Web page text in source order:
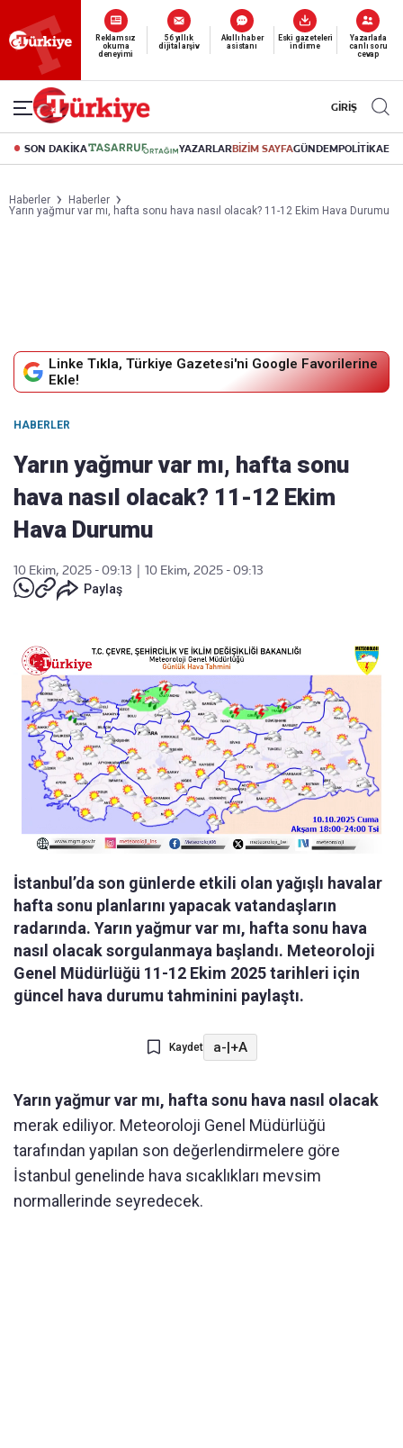
Reklamsız
okuma
deneyimi
56 yıllık
dijital arşiv
Akıllı haber
asistanı
Eski gazeteleri
indirme
Yazarlarla
canlı soru
cevap
GİRİŞ
SON DAKİKA YAZARLARBİZİM SAYFAGÜNDEMPOLİTİKA
Haberler
Haberler
Yarın yağmur var mı, hafta sonu hava nasıl olacak? 11-12 Ekim Hava Durumu
Linke Tıkla, Türkiye Gazetesi'ni Google Favorilerine
Ekle!
HABERLER
Yarın yağmur var mı, hafta sonu
hava nasıl olacak? 11-12 Ekim
Hava Durumu
10 Ekim, 2025 - 09:13
10 Ekim, 2025 - 09:13
Paylaş
İstanbul’da son günlerde etkili olan yağışlı havalar
hafta sonu planlarını yapacak vatandaşların
radarında. Yarın yağmur var mı, hafta sonu hava
nasıl olacak sorgulanmaya başlandı. Meteoroloji
Genel Müdürlüğü 11-12 Ekim 2025 tarihleri için
güncel hava durumu tahminini paylaştı.
Kaydet a-|+A
Yarın yağmur var mı, hafta sonu hava nasıl olacak
merak ediliyor. Meteoroloji Genel Müdürlüğü
tarafından yapılan son değerlendirmelere göre
İstanbul genelinde hava sıcaklıkları mevsim
normallerinde seyredecek.